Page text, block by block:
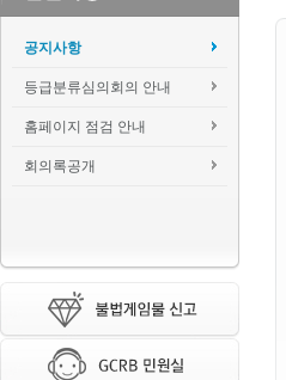
공지사항
등급분류심의회의 안내
홈페이지 점검 안내
회의록공개